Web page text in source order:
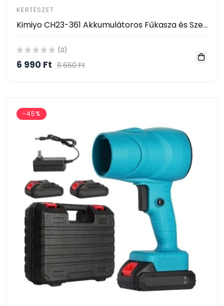
KERTÉSZET
Kimiyo CH23-361 Akkumulátoros Fűkasza és Szegélynyíró 24V – 2 Akkumulátorral
(0)
6 990 Ft 11 660 Ft
-45%